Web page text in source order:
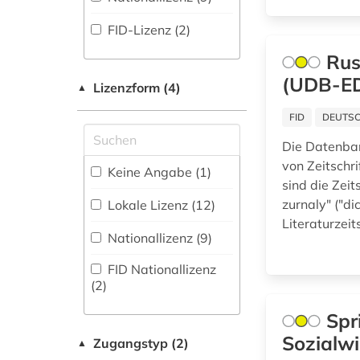
Geowissenschaften
(7)
Niederlandistik.
Geschichte (49)
Geschichte der
Pädagogik und des
Bildungswesens (0)
Gesundheitswissenschaften
(2)
Informatik (9)
Philologie.
sammlung (1)
business (1)
chemie (4)
china (3)
dissertationen (1)
elektronische
elektronische
zeitschrift (12)
(0
Disziplinäre
Fachbibliographie
Faktendatenbank (1
National-,
Regionalbibliographie
(1
Portal (19
Sammlung Nicht-
Textueller-Materialien
(0)
(94)
FID-Lizenz (2)
▲ Lizenzform (4)
Keine Angabe (1)
Lokale Lizenz (12)
Nationallizenz (9)
FID Nationallizenz
(2)
▲ Zugangstyp (2)
(UDB-
FID
Die
von
sind die
zurnaly"